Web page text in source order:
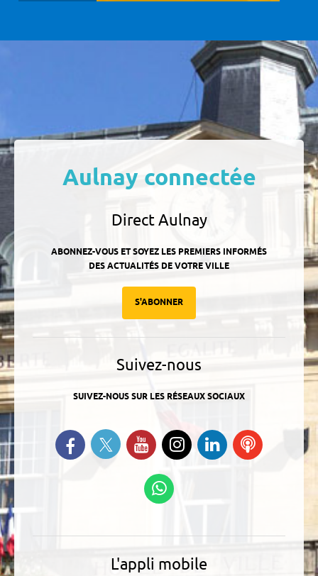
Aulnay connectée
Direct Aulnay
ABONNEZ-VOUS ET SOYEZ LES PREMIERS INFORMÉS
DES ACTUALITÉS DE VOTRE VILLE
S'ABONNER
Suivez-nous
SUIVEZ-NOUS SUR LES RÉSEAUX SOCIAUX
Retrouvez-nous sur Facebook
Suivez-nous sur Twitter
Suivez-nous sur YouTube
Suivez-nous sur
Instagram
Retrouvez-
nous sur
Ecoutez
L'appli mobile